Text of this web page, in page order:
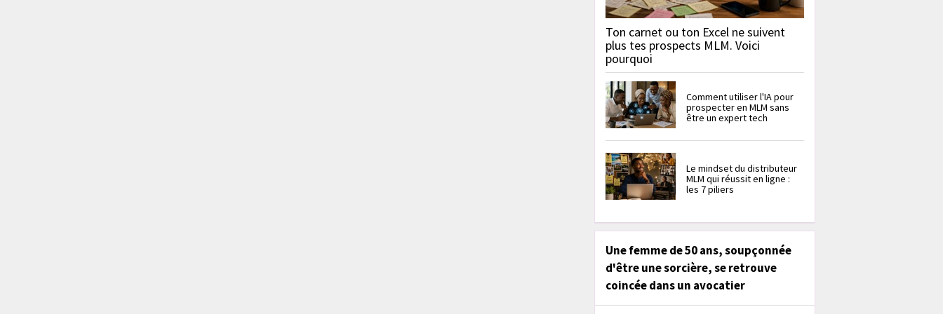
Ton carnet ou ton Excel ne suivent
plus tes prospects MLM. Voici
pourquoi
Comment utiliser l'IA pour
prospecter en MLM sans
être un expert tech
Le mindset du distributeur
MLM qui réussit en ligne :
les 7 piliers
Une femme de 50 ans, soupçonnée
d'être une sorcière, se retrouve
coincée dans un avocatier